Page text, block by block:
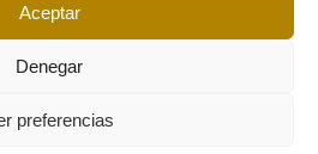
Aceptar
Denegar
preferencias